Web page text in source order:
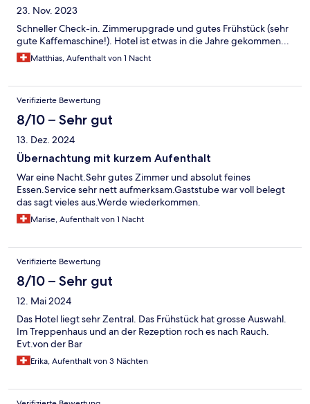
23. Nov. 2023
Schneller Check-in. Zimmerupgrade und gutes Frühstück (sehr
gute Kaffemaschine!). Hotel ist etwas in die Jahre gekommen...
Matthias, Aufenthalt von 1 Nacht
Verifizierte Bewertung
8/10 – Sehr gut
13. Dez. 2024
Übernachtung mit kurzem Aufenthalt
War eine Nacht.Sehr gutes Zimmer und absolut feines
Essen.Service sehr nett aufmerksam.Gaststube war voll belegt
das sagt vieles aus.Werde wiederkommen.
Marise, Aufenthalt von 1 Nacht
Verifizierte Bewertung
8/10 – Sehr gut
12. Mai 2024
Das Hotel liegt sehr Zentral. Das Frühstück hat grosse Auswahl.
Im Treppenhaus und an der Rezeption roch es nach Rauch.
Evt.von der Bar
Erika, Aufenthalt von 3 Nächten